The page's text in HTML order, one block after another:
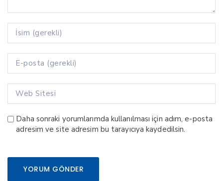
Daha sonraki yorumlarımda kullanılması için adım, e-posta
adresim ve site adresim bu tarayıcıya kaydedilsin.